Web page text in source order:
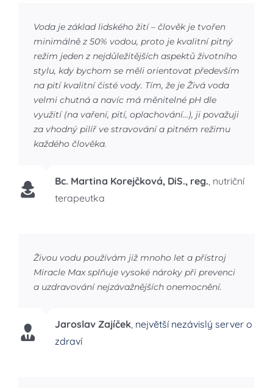
Voda je základ lidského žití – člověk je tvořen
minimálně z 50% vodou, proto je kvalitní pitný
režim jeden z nejdůležitějších aspektů životního
stylu, kdy bychom se měli orientovat především
na pití kvalitní čisté vody. Tím, že je Živá voda
velmi chutná a navíc má měnitelné pH dle
využití (na vaření, pití, oplachování…), ji považuji
za vhodný pilíř ve stravování a pitném režimu
každého člověka.
Bc. Martina Korejčková, DiS., reg. nutriční
terapeutka
Živou vodu používám již mnoho let a přístroj
Miracle Max splňuje vysoké nároky při prevenci
a uzdravování nejzávažnějších onemocnění.
Jaroslav Zajíček, největší nezávislý server o
zdraví